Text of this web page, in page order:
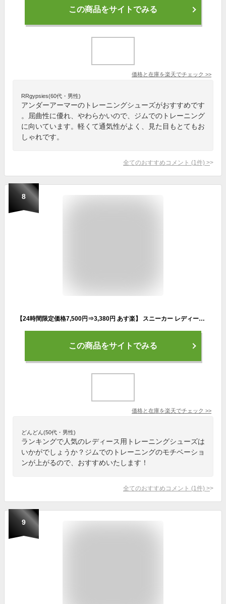
この商品をサイトでみる
価格と在庫を楽天でチェック >>
RRgypsies(60代・男性)
アンダーアーマーのトレーニングシューズがおすすめです
。屈曲性に優れ、やわらかいので、ジムでのトレーニング
に向いています。軽くて通気性がよく、見た目もとてもお
しゃれです。
全てのおすすめコメント (1 件) >
8
【24時間限定価格7,500円⇒3,380円 あす楽】 スニーカー レディース ウォーキングシューズ トレーニングシューズ ジム シューズ スポーツシューズ おしゃれ かわいい 人気 ランニングしゅーず ジョギングシューズ ジム シューズ 運動靴 白 黒 靴 疲れにくい おしゃれ 軽量
この商品をサイトでみる
価格と在庫を楽天でチェック >>
どんどん(50代・男性)
ランキングで人気のレディース用トレーニングシューズは
いかがでしょうか？ジムでのトレーニングのモチベーショ
ンが上がるので、おすすめいたします！
全てのおすすめコメント (1 件) >
9